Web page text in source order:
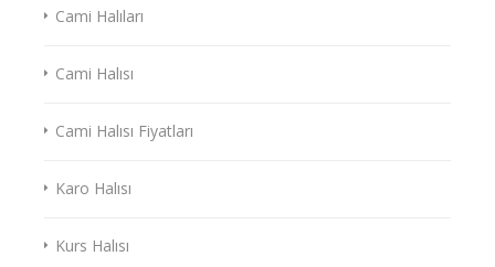
Cami Halıları
Cami Halısı
Cami Halısı Fiyatları
Karo Halısı
Kurs Halısı